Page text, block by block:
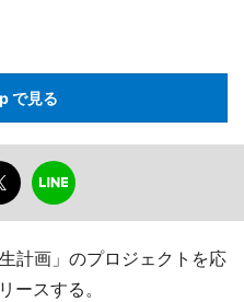
で見る
計画」のプロジェクトを応
ースする。